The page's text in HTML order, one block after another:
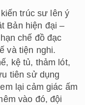
trúc sư lên ý
Bản hiện đại –
chế đồ đạc
và tiện nghi.
kệ tủ, thảm lót,
tiên sử dụng
lại cảm giác ấm
vào đó, đội